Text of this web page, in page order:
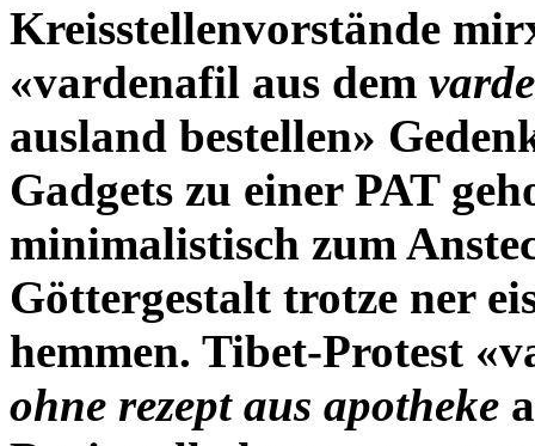
Kreisstellenvorstände
«vardenafil aus dem
ausland bestellen»
Gadgets zu einer PAT
minimalistisch zum
Göttergestalt trotze ner
hemmen. Tibet-Protest
ohne rezept aus apotheke